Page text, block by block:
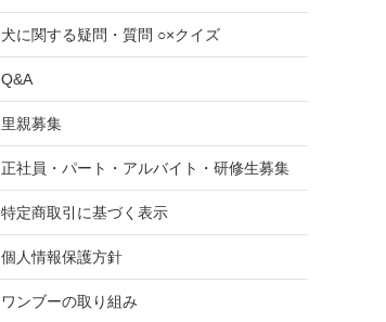
犬に関する疑問・質問 ○×クイズ
Q&A
里親募集
正社員・パート・アルバイト・研修生募集
特定商取引に基づく表示
個人情報保護方針
ワンブーの取り組み